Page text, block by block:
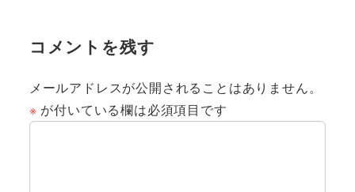
コメントを残す
メールアドレスが公開されることはありません。
※ が付いている欄は必須項目です